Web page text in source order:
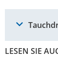
LESEN SIE